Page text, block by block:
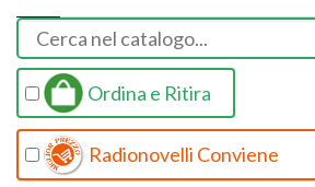
Ordina e Ritira
Radionovelli Conviene